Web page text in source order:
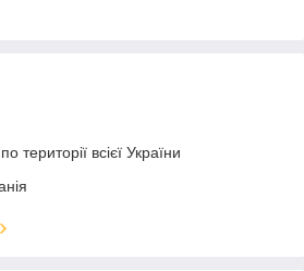
території всієї України